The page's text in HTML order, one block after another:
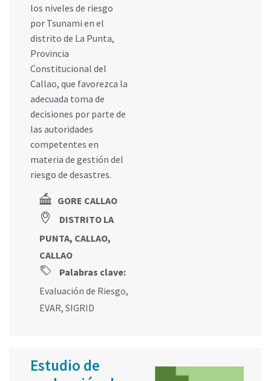
los niveles de riesgo
por Tsunami en el
distrito de La Punta,
Provincia
Constitucional del
Callao, que favorezca la
adecuada toma de
decisiones por parte de
las autoridades
competentes en
materia de gestión del
riesgo de desastres.
GORE CALLAO
DISTRITO LA
PUNTA, CALLAO,
CALLAO
Palabras clave:
Evaluación de Riesgo,
EVAR, SIGRID
Estudio de